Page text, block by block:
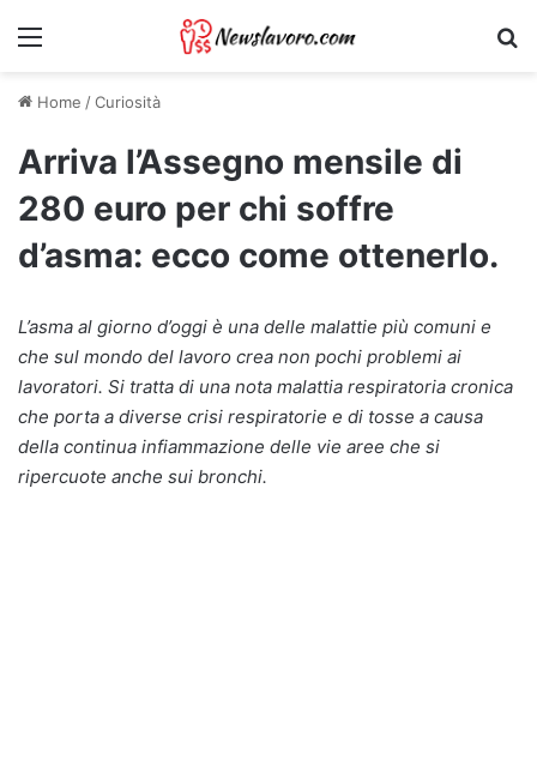
Menu
Home /Curiosità
Arriva l’Assegno mensile di
280 euro per chi soffre
d’asma: ecco come ottenerlo.
L’asma al giorno d’oggi è una delle malattie più comuni e
che sul mondo del lavoro crea non pochi problemi ai
lavoratori. Si tratta di una nota malattia respiratoria cronica
che porta a diverse crisi respiratorie e di tosse a causa
della continua infiammazione delle vie aree che si
ripercuote anche sui bronchi.